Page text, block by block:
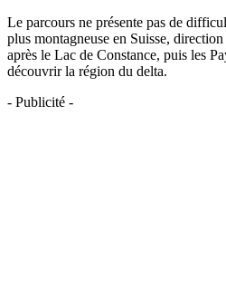
Le parcours ne présente pas de
plus montagneuse en Suisse,
après le Lac de Constance, puis les
découvrir la région du delta.
- Publicité -